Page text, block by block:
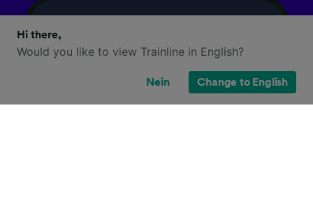
Hi there,
Would you like to view Trainline in English?
Nein Change to English